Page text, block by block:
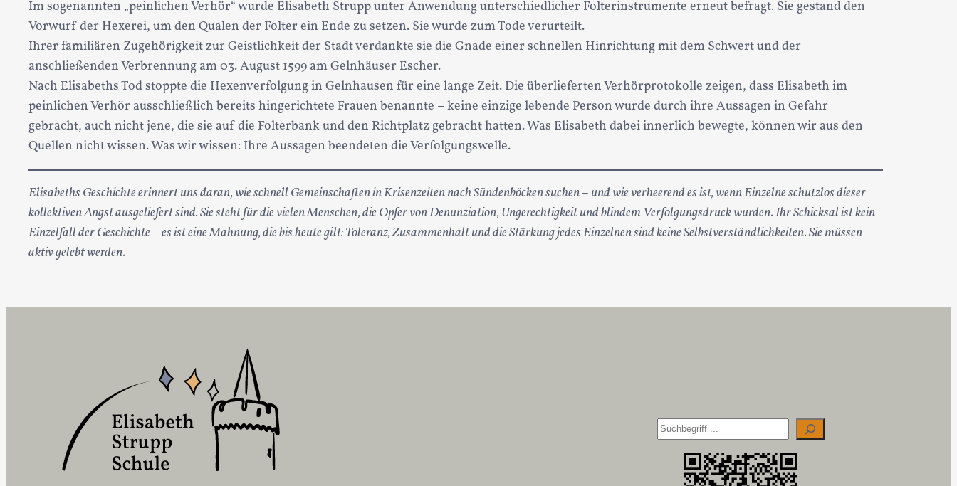
Im sogenannten „peinlichen Verhör“ wurde Elisabeth Strupp unter Anwendung unterschiedlicher Folterinstrumente erneut befragt. Sie gestand den
Vorwurf der Hexerei, um den Qualen der Folter ein Ende zu setzen. Sie wurde zum Tode verurteilt.
Ihrer familiären Zugehörigkeit zur Geistlichkeit der Stadt verdankte sie die Gnade einer schnellen Hinrichtung mit dem Schwert und der
anschließenden Verbrennung am 03. August 1599 am Gelnhäuser Escher.
Nach Elisabeths Tod stoppte die Hexenverfolgung in Gelnhausen für eine lange Zeit. Die überlieferten Verhörprotokolle zeigen, dass Elisabeth im
peinlichen Verhör ausschließlich bereits hingerichtete Frauen benannte – keine einzige lebende Person wurde durch ihre Aussagen in Gefahr
gebracht, auch nicht jene, die sie auf die Folterbank und den Richtplatz gebracht hatten. Was Elisabeth dabei innerlich bewegte, können wir aus den
Quellen nicht wissen. Was wir wissen: Ihre Aussagen beendeten die Verfolgungswelle.
Elisabeths Geschichte erinnert uns daran, wie schnell Gemeinschaften in Krisenzeiten nach Sündenböcken suchen – und wie verheerend es ist, wenn Einzelne schutzlos dieser
kollektiven Angst ausgeliefert sind. Sie steht für die vielen Menschen, die Opfer von Denunziation, Ungerechtigkeit und blindem Verfolgungsdruck wurden. Ihr Schicksal ist kein
Einzelfall der Geschichte – es ist eine Mahnung, die bis heute gilt: Toleranz, Zusammenhalt und die Stärkung jedes Einzelnen sind keine Selbstverständlichkeiten. Sie müssen
aktiv gelebt werden.
S